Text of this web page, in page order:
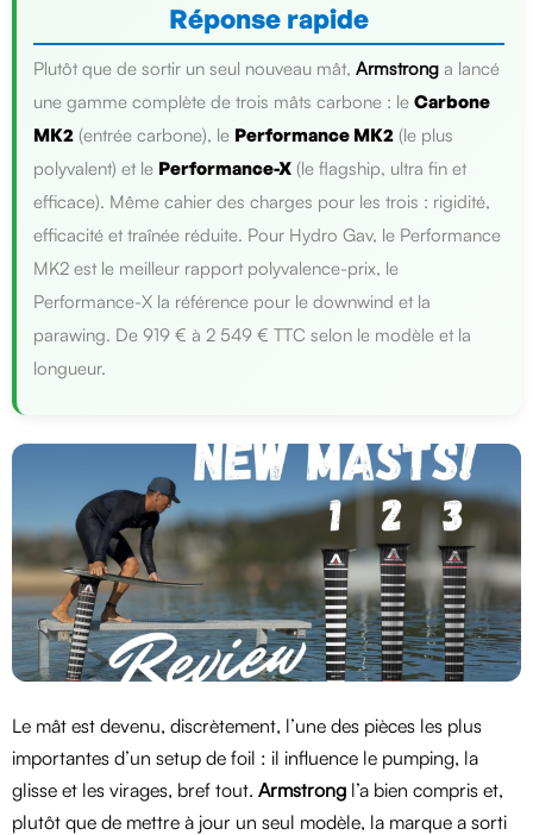
Réponse rapide
Plutôt que de sortir un seul nouveau mât, Armstrong a lancé
une gamme complète de trois mâts carbone : le Carbone
MK2 (entrée carbone), le Performance MK2 (le plus
polyvalent) et le Performance-X (le flagship, ultra fin et
efficace). Même cahier des charges pour les trois : rigidité,
efficacité et traînée réduite. Pour Hydro Gav, le Performance
MK2 est le meilleur rapport polyvalence-prix, le
Performance-X la référence pour le downwind et la
parawing. De 919 € à 2 549 € TTC selon le modèle et la
longueur.
Le mât est devenu, discrètement, l’une des pièces les plus
importantes d’un setup de foil : il influence le pumping, la
glisse et les virages, bref tout. Armstrong l’a bien compris et,
plutôt que de mettre à jour un seul modèle, la marque a sorti